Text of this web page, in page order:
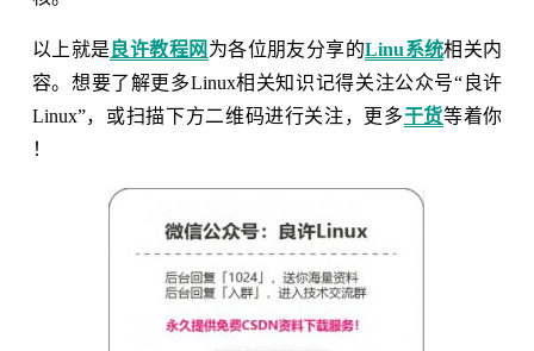
以上就是 良许教程网 为各位朋友分享的Linu系统相关内
容。想要了解更多Linux相关知识记得关注公众号“良许
Linux”，或扫描下方二维码进行关注，更多干货等着你
！